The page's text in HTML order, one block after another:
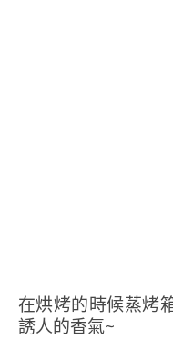
在烘烤的時候蒸烤
誘人的香氣~